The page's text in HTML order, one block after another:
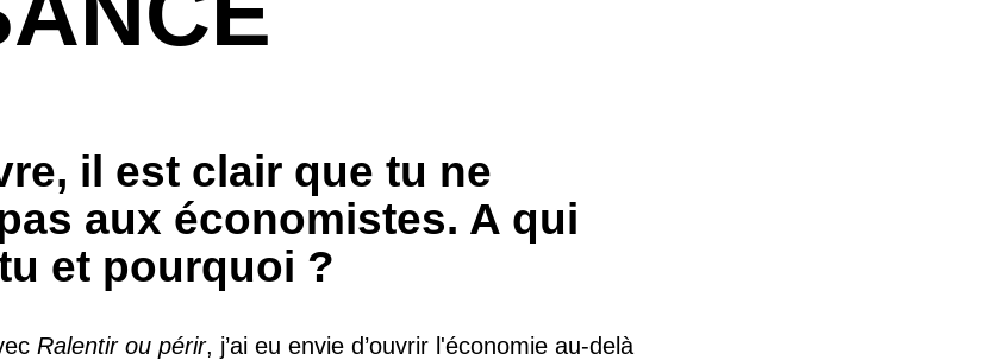
il est clair que tu ne
aux économistes. A qui
et pourquoi ?
Ralentir ou périr, j’ai eu envie d’ouvrir l'économie au-delà